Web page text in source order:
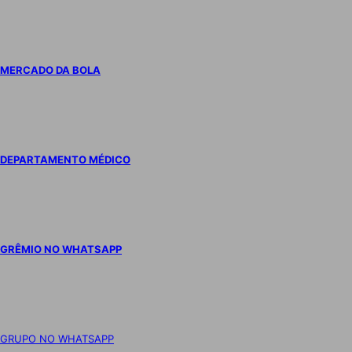
MERCADO DA BOLA
DEPARTAMENTO MÉDICO
GRÊMIO NO WHATSAPP
GRUPO NO WHATSAPP